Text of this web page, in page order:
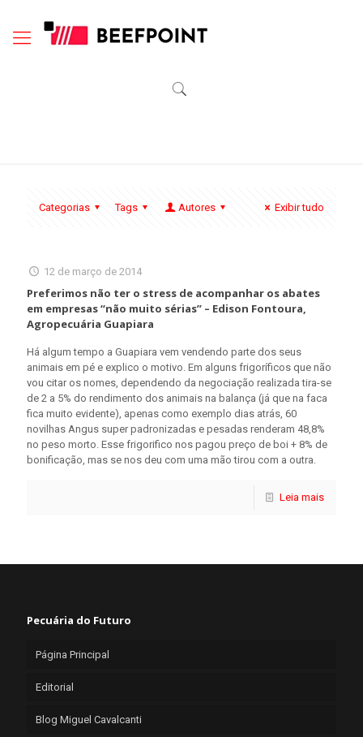
Categorias Tags Autores Exibir tudo
12 de março de 2014
Preferimos não ter o stress de acompanhar os abates
em empresas “não muito sérias” – Edison Fontoura,
Agropecuária Guapiara
Há algum tempo a Guapiara vem vendendo parte dos seus
animais em pé e explico o motivo. Em alguns frigoríficos que não
vou citar os nomes, dependendo da negociação realizada tira-se
de 2 a 5% do rendimento dos animais na balança (já que na faca
fica muito evidente), apenas como exemplo dias atrás, 60
novilhas Angus super padronizadas e pesadas renderam 48,8%
no peso morto. Esse frigorifico nos pagou preço de boi + 8% de
bonificação, mas se nos deu com uma mão tirou com a outra.
Leia mais
Pecuária do Futuro
Página Principal
Editorial
Blog Miguel Cavalcanti